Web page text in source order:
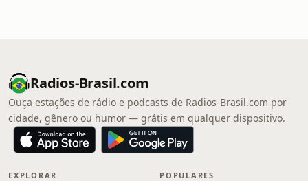
Radios-Brasil.com
Ouça estações de rádio e podcasts de Radios-Brasil.com por
cidade, gênero ou humor — grátis em qualquer dispositivo.
EXPLORAR POPULARES